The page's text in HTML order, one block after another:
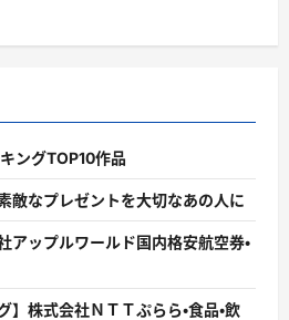
ングTOP10作品
敵なプレゼントを大切なあの人に
アップルワールド国内格安航空券・
】株式会社ＮＴＴぷらら・食品・飲